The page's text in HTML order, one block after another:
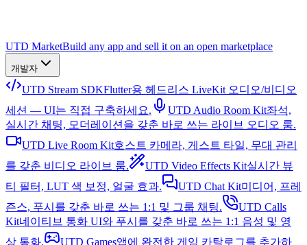
UTD MarketBuild any app and sell it on an open marketplace
개발자
UTD Stream SDKFlutter용 헤드리스 LiveKit 오디오/비디오
세션 — UI는 직접 구축하세요.
UTD Audio Room Kit좌석,
실시간 채팅, 모더레이션을 갖춘 바로 쓰는 라이브 오디오 룸.
UTD Live Room Kit호스트 카메라, 게스트 타일, 무대 관리
를 갖춘 비디오 라이브 룸.
UTD Video Effects Kit실시간 뷰
티 필터, LUT 색 보정, 얼굴 효과.
UTD Chat Kit미디어, 프레
즌스, 푸시를 갖춘 바로 쓰는 1:1 및 그룹 채팅.
UTD Calls
Kit네이티브 통화 UI와 푸시를 갖춘 바로 쓰는 1:1 음성 및 영
상 통화.
UTD Games앱에 완전한 게임 카탈로그를 추가하